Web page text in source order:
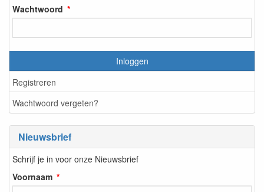
Wachtwoord
Inloggen
Registreren
Wachtwoord vergeten?
Nieuwsbrief
Schrijf je in voor onze Nieuwsbrief
Voornaam